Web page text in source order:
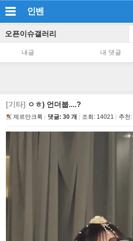
인벤
오픈이슈갤러리
내글 내 댓글
[기타] ㅇㅎ) 언더붑....?
제르만크록 댓글: 30 개 조회: 14021 추천: